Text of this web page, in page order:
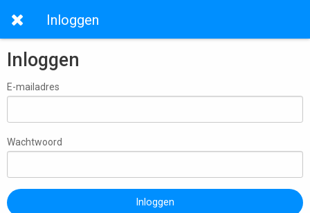
Inloggen
Inloggen
E-mailadres
Wachtwoord
Inloggen